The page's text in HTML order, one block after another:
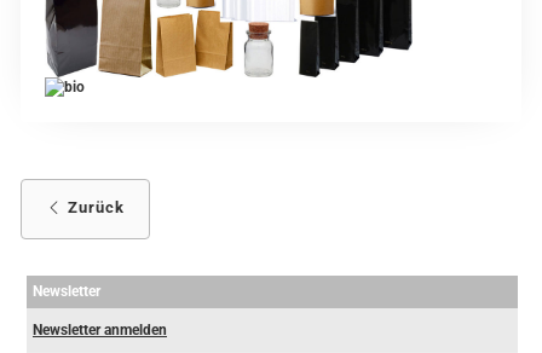
Zurück
Newsletter
Newsletter anmelden